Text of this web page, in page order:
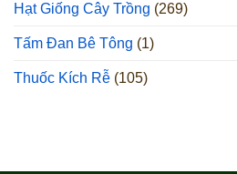
Hạt Giống Cây Trồng (269)
Tấm Đan Bê Tông (1)
Thuốc Kích Rễ (105)